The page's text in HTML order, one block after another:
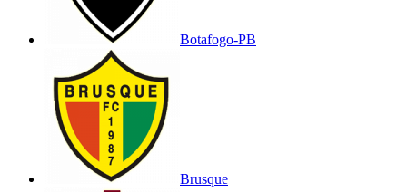
Botafogo-PB
Brusque